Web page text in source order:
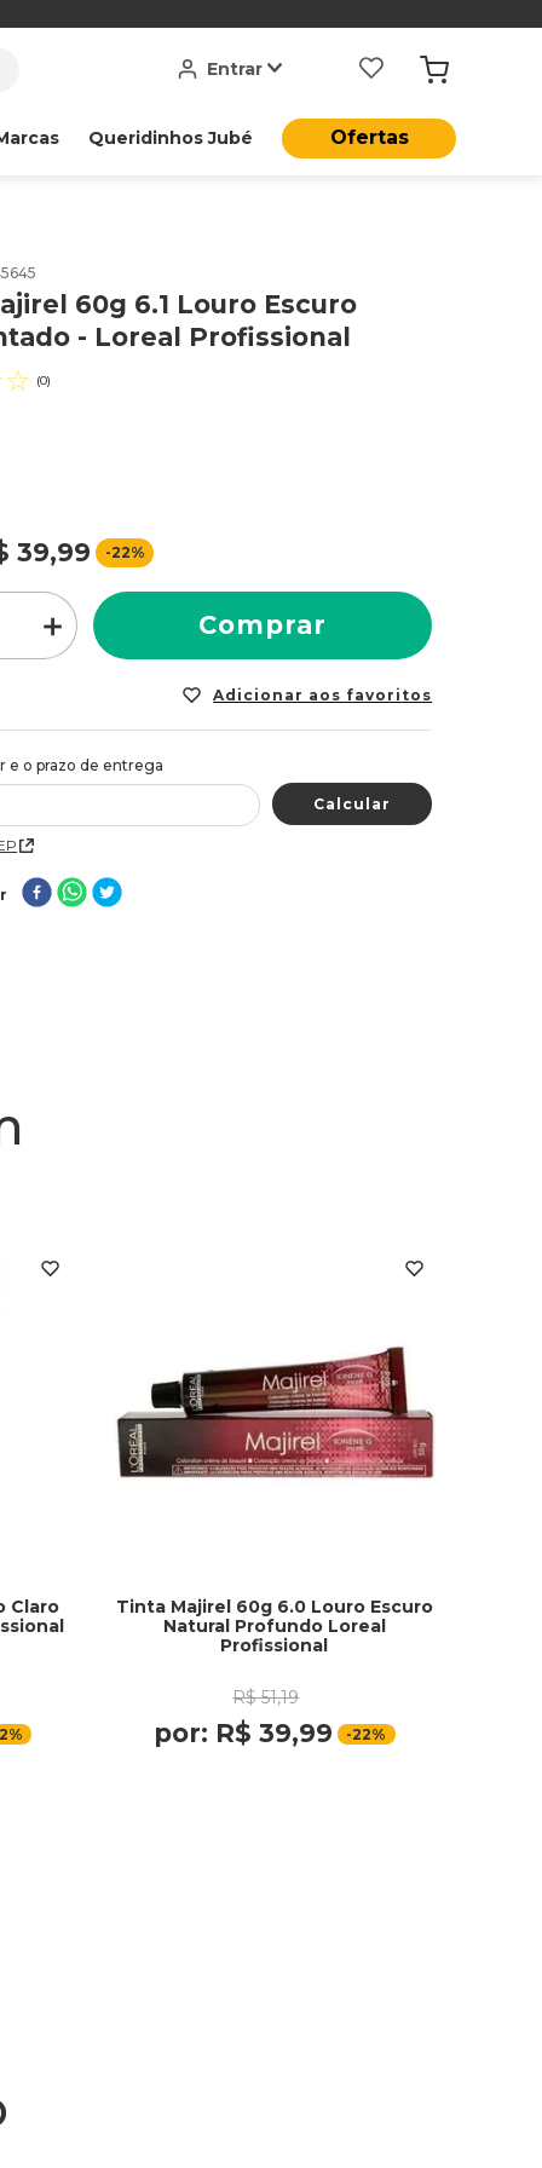
Entrar
Queridinhos Jubé Ofertas
60g 6.1 Louro Escuro
- Loreal Profissional
☆ (0)
39,99 -22%
＋ Comprar
Claro
Tinta Majirel 60g 6.0 Louro Escuro
Natural Profundo Loreal
Profissional
R$ 51,19
por: R$ 39,99 -22%